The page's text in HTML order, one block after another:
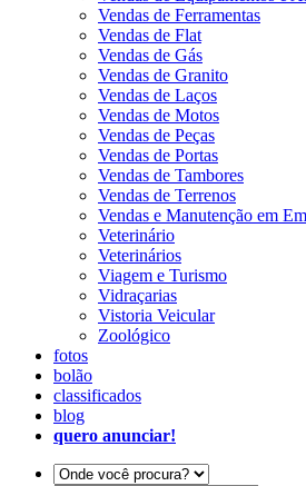
Vendas de Ferramentas
Vendas de Flat
Vendas de Gás
Vendas de Granito
Vendas de Laços
Vendas de Motos
Vendas de Peças
Vendas de Portas
Vendas de Tambores
Vendas de Terrenos
Vendas e Manutenção em
Veterinário
Veterinários
Viagem e Turismo
Vidraçarias
Vistoria Veicular
Zoológico
fotos
bolão
classificados
blog
quero anunciar!